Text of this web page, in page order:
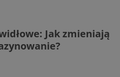
Jak zmieniają